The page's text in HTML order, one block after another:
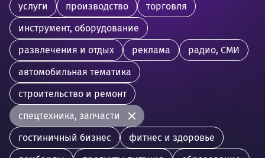
услуги производство
торговля
инструмент, оборудование
развлечения и отдых
реклама
радио, СМИ
автомобильная тематика
строительство и ремонт
спецтехника, запчасти
гостиничный бизнес
фитнес и здоровье